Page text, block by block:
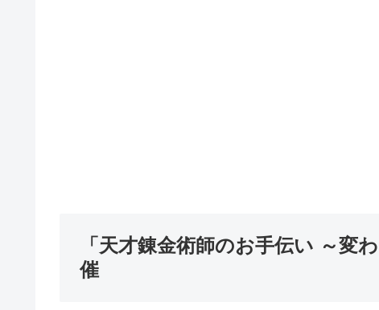
「天才錬金術師のお手伝い ～変
催